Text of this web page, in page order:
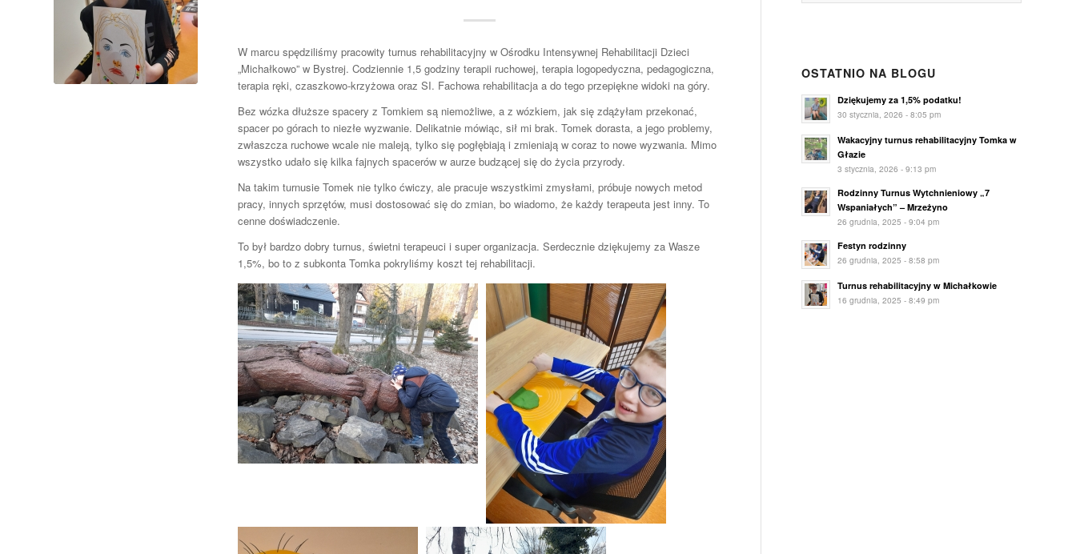
W marcu spędziliśmy pracowity turnus rehabilitacyjny w Ośrodku Intensywnej Rehabilitacji Dzieci
„Michałkowo” w Bystrej. Codziennie 1,5 godziny terapii ruchowej, terapia logopedyczna, pedagogiczna,
terapia ręki, czaszkowo-krzyżowa oraz SI. Fachowa rehabilitacja a do tego przepiękne widoki na góry.
Bez wózka dłuższe spacery z Tomkiem są niemożliwe, a z wózkiem, jak się zdążyłam przekonać,
spacer po górach to niezłe wyzwanie. Delikatnie mówiąc, sił mi brak. Tomek dorasta, a jego problemy,
zwłaszcza ruchowe wcale nie maleją, tylko się pogłębiają i zmieniają w coraz to nowe wyzwania. Mimo
wszystko udało się kilka fajnych spacerów w aurze budzącej się do życia przyrody.
Na takim turnusie Tomek nie tylko ćwiczy, ale pracuje wszystkimi zmysłami, próbuje nowych metod
pracy, innych sprzętów, musi dostosować się do zmian, bo wiadomo, że każdy terapeuta jest inny. To
cenne doświadczenie.
To był bardzo dobry turnus, świetni terapeuci i super organizacja. Serdecznie dziękujemy za Wasze
1,5%, bo to z subkonta Tomka pokryliśmy koszt tej rehabilitacji.
OSTATNIO NA BLOGU
Dziękujemy za 1,5% podatku!
30 stycznia, 2026 - 8:05 pm
Wakacyjny turnus rehabilitacyjny Tomka w
Głazie
3 stycznia, 2026 - 9:13 pm
Rodzinny Turnus Wytchnieniowy „7
Wspaniałych” – Mrzeżyno
26 grudnia, 2025 - 9:04 pm
Festyn rodzinny
26 grudnia, 2025 - 8:58 pm
Turnus rehabilitacyjny w Michałkowie
16 grudnia, 2025 - 8:49 pm